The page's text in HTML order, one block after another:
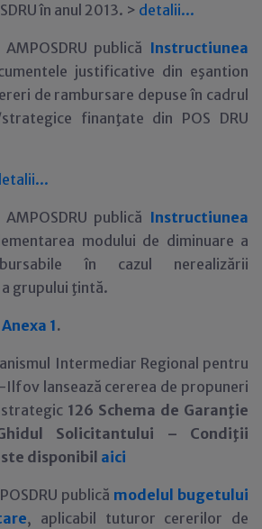
în anul 2013. > detalii...
AMPOSDRU publică Instructiunea
justificative din eşantion
de rambursare depuse în cadrul
finanţate din POS DRU
...
AMPOSDRU publică Instructiunea
modului de diminuare a
în cazul nerealizării
grupului ţintă.
Anexa 1.
Intermediar Regional pentru
Ilfov lansează cererea de propuneri
126 Schema de Garanţie
Solicitantului – Condiţii
disponibil aici
publică modelul bugetului
are, aplicabil tuturor cererilor de